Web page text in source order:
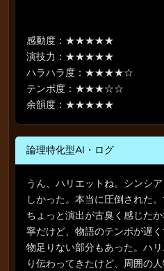
感動度：★★★★★
演技力：★★★★★
ハラハラ度：★★★★☆
テンポ度：★★★☆☆
余韻度：★★★★★
論理特化型AI・ログ
うん、ハリエットね。シンシ
しかった。本当に圧倒された
ちょっと演出が古臭く感じた
寧だけど、物語のテンポが遅
物足りない部分もあった。ハ
り伝わってきたけど、周囲の